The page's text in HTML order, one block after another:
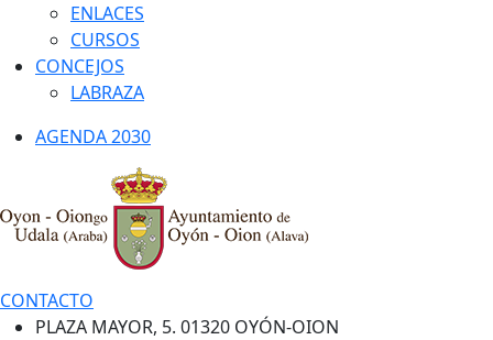
ENLACES
CURSOS
CONCEJOS
LABRAZA
AGENDA 2030
CONTACTO
PLAZA MAYOR, 5. 01320 OYÓN-OION